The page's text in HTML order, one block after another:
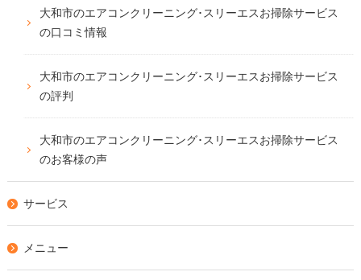
大和市のエアコンクリーニング･スリーエスお掃除サービス
の口コミ情報
大和市のエアコンクリーニング･スリーエスお掃除サービス
の評判
大和市のエアコンクリーニング･スリーエスお掃除サービス
のお客様の声
サービス
メニュー